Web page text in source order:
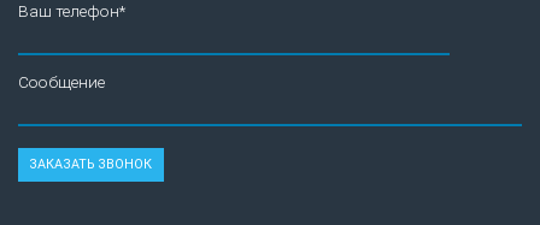
Ваш телефон*
Сообщение